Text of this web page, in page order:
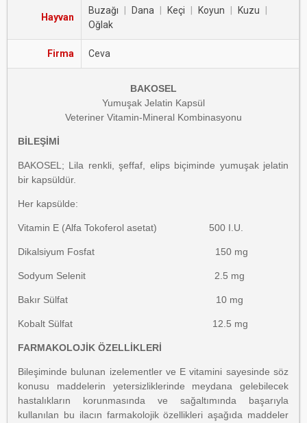
Hayvan
Buzağı Dana Keçi Koyun Kuzu
Oğlak
Firma Ceva
BAKOSEL
Yumuşak Jelatin Kapsül
Veteriner Vitamin-Mineral Kombinasyonu
BİLEŞİMİ
BAKOSEL; Lila renkli, şeffaf, elips biçiminde yumuşak jelatin
bir kapsüldür.
Her kapsülde:
Vitamin E (Alfa Tokoferol asetat) 500 I.U.
Dikalsiyum Fosfat 150 mg
Sodyum Selenit 2.5 mg
Bakır Sülfat 10 mg
Kobalt Sülfat 12.5 mg
FARMAKOLOJİK ÖZELLİKLERİ
Bileşiminde bulunan izelementler ve E vitamini sayesinde söz
konusu maddelerin yetersizliklerinde meydana gelebilecek
hastalıkların korunmasında ve sağaltımında başarıyla
kullanılan bu ilacın farmakolojik özellikleri aşağıda maddeler